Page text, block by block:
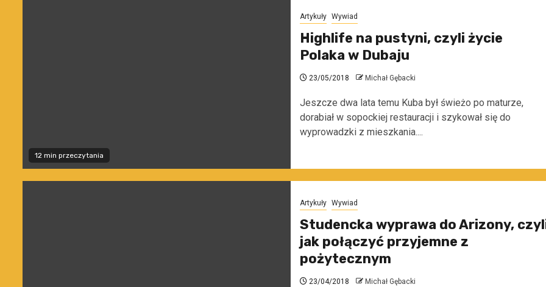
12 min przeczytania
Artykuły Wywiad
Highlife na pustyni, czyli życie
Polaka w Dubaju
23/05/2018 Michał Gębacki
Jeszcze dwa lata temu Kuba był świeżo po maturze,
dorabiał w sopockiej restauracji i szykował się do
wyprowadzki z mieszkania....
Artykuły Wywiad
Studencka wyprawa do Arizony,
jak połączyć przyjemne z
pożytecznym
23/04/2018 Michał Gębacki